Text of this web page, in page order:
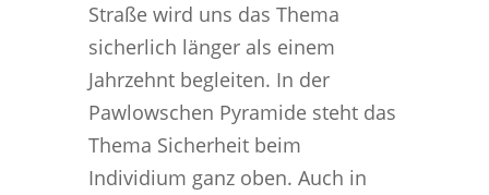
Straße wird uns das Thema
sicherlich länger als einem
Jahrzehnt begleiten. In der
Pawlowschen Pyramide steht das
Thema Sicherheit beim
Individium ganz oben. Auch in